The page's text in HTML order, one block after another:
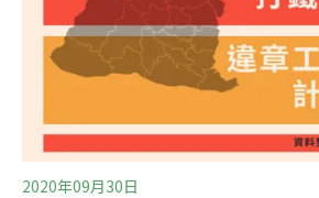
知半解。
2020年09月30日